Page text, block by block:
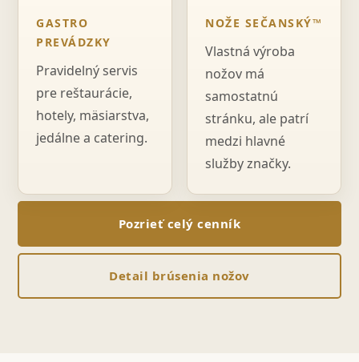
GASTRO
PREVÁDZKY
Pravidelný servis
pre reštaurácie,
hotely, mäsiarstva,
jedálne a catering.
NOŽE SEČANSKÝ™
Vlastná výroba
nožov má
samostatnú
stránku, ale patrí
medzi hlavné
služby značky.
Pozrieť celý cenník
Detail brúsenia nožov